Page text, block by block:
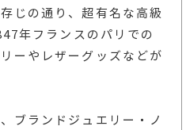
じの通り、超有名な高級
年フランスのパリでの
ーやレザーグッズなどが
ブランドジュエリー・ノ